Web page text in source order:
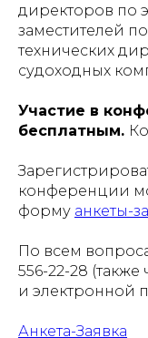
директоров по
заместителей
технических
судоходных
Участие в
бесплатным.
конференции
форму анкеты-
По всем
556-22-28
и электронной
Анкета-Заявка